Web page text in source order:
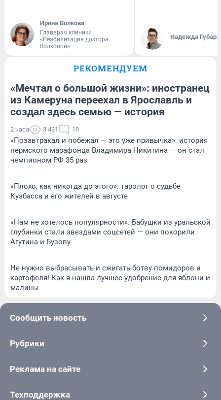
Ирина Волкова
Главврач клиники
«Реабилитация доктора
Волковой»
Надежда Губарь
РЕКОМЕНДУЕМ
«Мечтал о большой жизни»: иностранец
из Камеруна переехал в Ярославль и
создал здесь семью — история
2 часа 3 431 19
«Позавтракал и побежал — это уже привычка»: история
пермского марафонца Владимира Никитина — он стал
чемпионом РФ 35 раз
«Плохо, как никогда до этого»: таролог о судьбе
Кузбасса и его жителей в августе
«Нам не хотелось популярности». Бабушки из уральской
глубинки стали звездами соцсетей — они покорили
Агутина и Бузову
Не нужно выбрасывать и сжигать ботву помидоров и
картофеля! Как я нашла лучшее удобрение для яблони и
малины
Сообщить новость
Рубрики
Реклама на сайте
Техподдержка